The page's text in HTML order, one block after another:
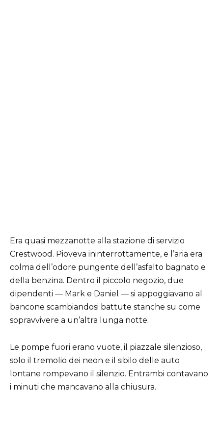
Era quasi mezzanotte alla stazione di servizio
Crestwood. Pioveva ininterrottamente, e l’aria era
colma dell’odore pungente dell’asfalto bagnato e
della benzina. Dentro il piccolo negozio, due
dipendenti — Mark e Daniel — si appoggiavano al
bancone scambiandosi battute stanche su come
sopravvivere a un’altra lunga notte.
Le pompe fuori erano vuote, il piazzale silenzioso,
solo il tremolio dei neon e il sibilo delle auto
lontane rompevano il silenzio. Entrambi contavano
i minuti che mancavano alla chiusura.